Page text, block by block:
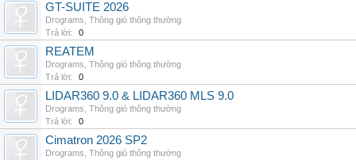
GT-SUITE 2026
Drograms Thông gió thông thường
Trả lời:
0
REATEM
Drograms Thông gió thông thường
Trả lời:
0
LIDAR360 9.0 & LIDAR360 MLS 9.0
Drograms Thông gió thông thường
Trả lời:
0
Cimatron 2026 SP2
Drograms Thông gió thông thường